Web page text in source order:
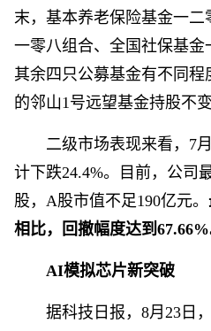
末，基本养老保险基金一
一零八组合、全国社保基金
其余四只公募基金有不同
的邻山1号远望基金持股不
二级市场表现来看，7
计下跌24.4%。目前，公司
股，A股市值不足190亿元。
相比，回撤幅度达到67.66%
AI模拟芯片新突破
据科技日报，8月23日